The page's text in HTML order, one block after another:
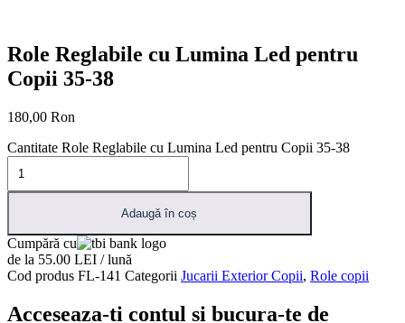
Role Reglabile cu Lumina Led pentru
Copii 35-38
180,00 Ron
Cantitate Role Reglabile cu Lumina Led pentru Copii 35-38
Adaugă în coș
Cumpără cu
de la 55.00 LEI / lună
Cod produs FL-141 Categorii Jucarii Exterior Copii, Role copii
Acceseaza-ti contul si bucura-te de